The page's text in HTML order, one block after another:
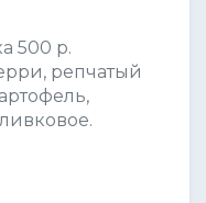
500 р.
репчатый